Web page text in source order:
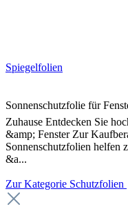
Spiegelfolien
Sonnenschutzfolie für
Zuhause Entdecken Sie
&amp; Fenster Zur
Sonnenschutzfolien helfen
&a...
Zur Kategorie Schutzfolien